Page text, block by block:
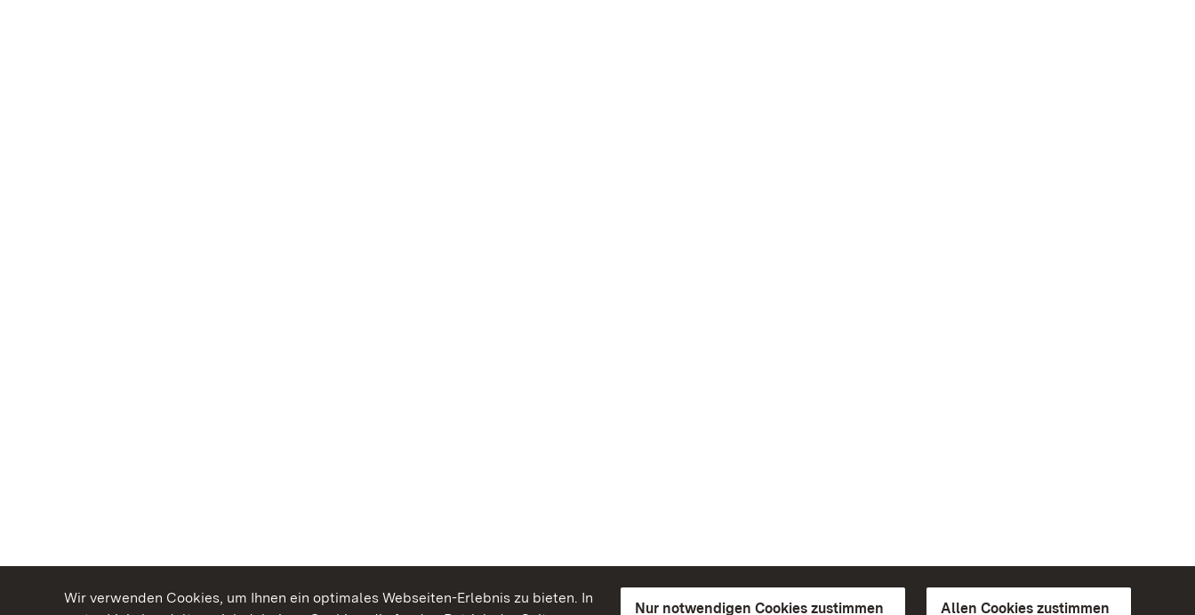
Wir verwenden Cookies, um Ihnen ein optimales Webseiten-Erlebnis zu bieten. In
Nur notwendigen Cookies zustimmen Allen Cookies zustimmen